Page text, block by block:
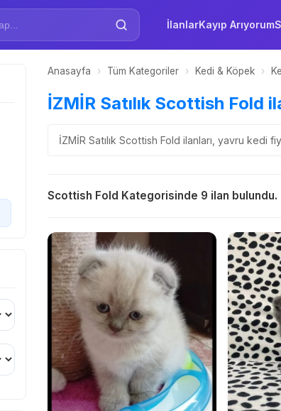
İlanlarKayıp Arıyorum
Anasayfa › Tüm Kategoriler › Kedi & Köpek ›
İZMİR Satılık Scottish Fold
İZMİR Satılık Scottish Fold ilanları, yavru kedi
Scottish Fold Kategorisinde 9 ilan bulundu.